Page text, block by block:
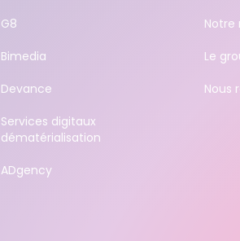
G8
Bimedia
Devance
Services digitaux
dématérialisation
ADgency
Notre
Le
Nous